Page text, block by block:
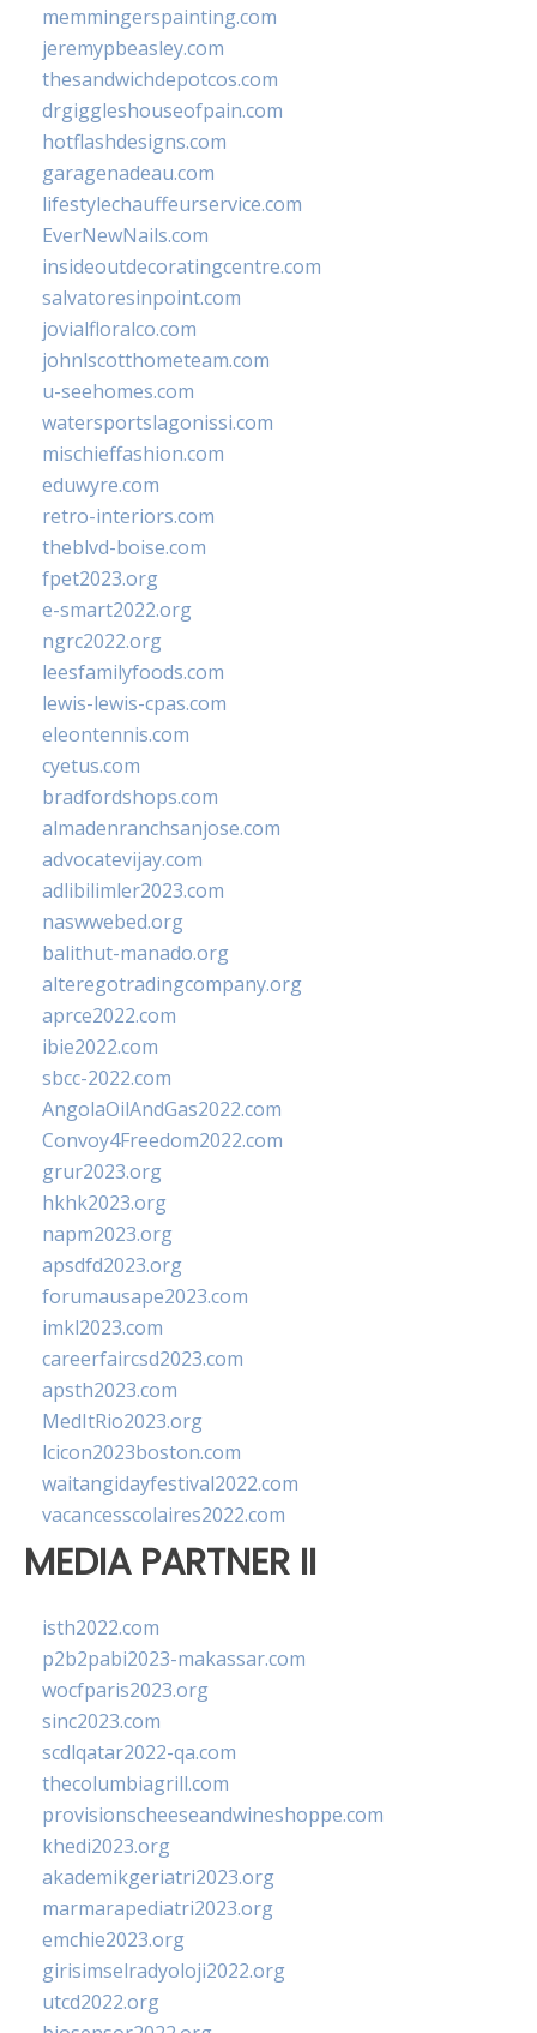
memmingerspainting.com
jeremypbeasley.com
thesandwichdepotcos.com
drgiggleshouseofpain.com
hotflashdesigns.com
garagenadeau.com
lifestylechauffeurservice.com
EverNewNails.com
insideoutdecoratingcentre.com
salvatoresinpoint.com
jovialfloralco.com
johnlscotthometeam.com
u-seehomes.com
watersportslagonissi.com
mischieffashion.com
eduwyre.com
retro-interiors.com
theblvd-boise.com
fpet2023.org
e-smart2022.org
ngrc2022.org
leesfamilyfoods.com
lewis-lewis-cpas.com
eleontennis.com
cyetus.com
bradfordshops.com
almadenranchsanjose.com
advocatevijay.com
adlibilimler2023.com
naswwebed.org
balithut-manado.org
alteregotradingcompany.org
aprce2022.com
ibie2022.com
sbcc-2022.com
AngolaOilAndGas2022.com
Convoy4Freedom2022.com
grur2023.org
hkhk2023.org
napm2023.org
apsdfd2023.org
forumausape2023.com
imkl2023.com
careerfaircsd2023.com
apsth2023.com
MedItRio2023.org
lcicon2023boston.com
waitangidayfestival2022.com
vacancesscolaires2022.com
MEDIA PARTNER II
isth2022.com
p2b2pabi2023-makassar.com
wocfparis2023.org
sinc2023.com
scdlqatar2022-qa.com
thecolumbiagrill.com
provisionscheeseandwineshoppe.com
khedi2023.org
akademikgeriatri2023.org
marmarapediatri2023.org
emchie2023.org
girisimselradyoloji2022.org
utcd2022.org